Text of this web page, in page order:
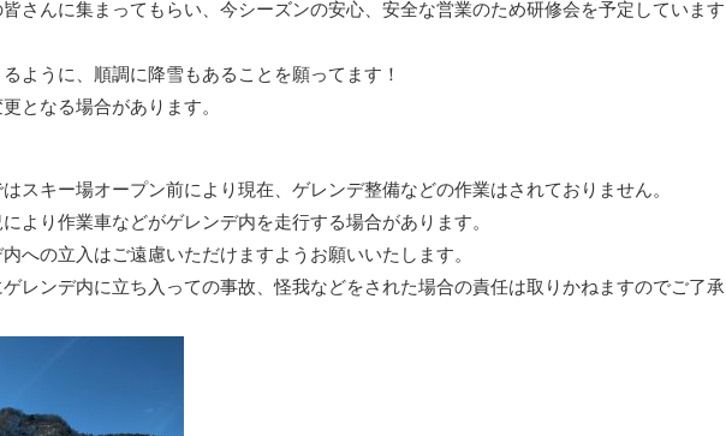
さんに集まってもらい、今シーズンの安心、安全な営業のため研修会を予定しています
ように、順調に降雪もあることを願ってます！
となる場合があります。
スキー場オープン前により現在、ゲレンデ整備などの作業はされておりません。
より作業車などがゲレンデ内を走行する場合があります。
への立入はご遠慮いただけますようお願いいたします。
レンデ内に立ち入っての事故、怪我などをされた場合の責任は取りかねますのでご了承